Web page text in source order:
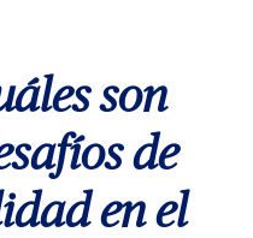
son
de
en el